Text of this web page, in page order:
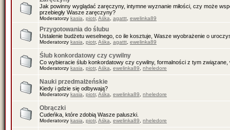
Jak powinny wyglądać zaręczyny, intymne wyznanie miłości, czy może
przebiegły Wasze zaręczyny?
Moderatorzy kasia piotr, Aśka agattt ewelinka89
Przygotowania do ślubu
Ustalenie budżetu weselnego, co ile kosztuje, Wasze wyobrażenie o
Moderatorzy kasia piotr, Aśka agattt ewelinka89
Ślub konkordatowy czy cywilny
Co wybieracie ślub konkordatowy czy cywilny, formalności z tym związane,
Moderatorzy kasia piotr, Aśka ewelinka89 nheledore
Nauki przedmałżeńskie
Kiedy i gdzie się odbywają?
Moderatorzy kasia piotr, Aśka ewelinka89 nheledore
Obrączki
Cudeńka, które zdobią Wasze paluszki.
Moderatorzy kasia piotr, Aśka ewelinka89 nheledore